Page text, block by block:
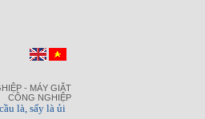
- MÁY GIẶT
CÔNG NGHIỆP
là, sấy là ủi